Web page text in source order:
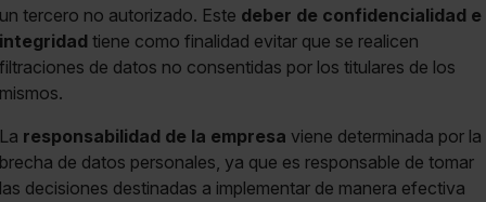
un tercero no autorizado. Este deber de confidencialidad e
integridad tiene como finalidad evitar que se realicen
filtraciones de datos no consentidas por los titulares de los
mismos.
La responsabilidad de la empresa viene determinada por la
brecha de datos personales, ya que es responsable de tomar
las decisiones destinadas a implementar de manera efectiva